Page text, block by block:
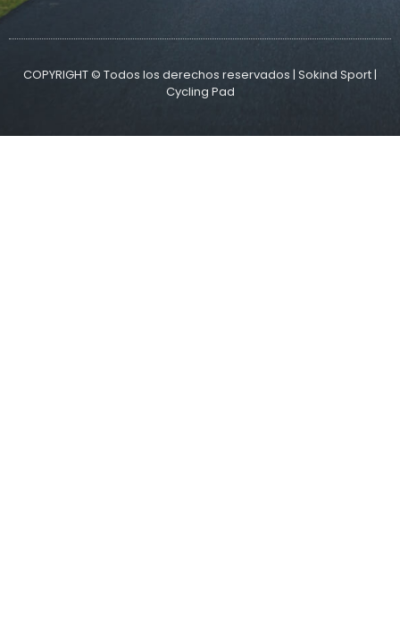
COPYRIGHT © Todos los derechos reservados | Sokind Sport |
Cycling Pad